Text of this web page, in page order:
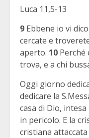
Luca 11,5-13
9 Ebbene io vi
cercate e
aperto. 10 Perché
trova, e a chi
Oggi giorno
dedicare la
casa di Dio,
in pericolo. E la
cristiana